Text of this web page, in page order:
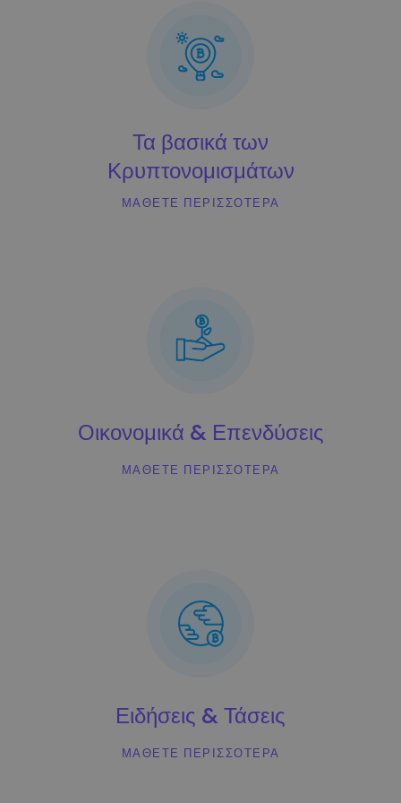
Επενδύστε έξυπνα σε κρυπτονομίσματα
Πορτοφόλι του Kriptomat
Ένα ασφαλές και απλό πορτοφόλι κρυπτονομισμάτων
Βρες τη δική σου crypto στρατηγική
KriptoEarn
Ενημερώσεις τιμών σε πραγματικό χρόνο για τα αγαπημένα σας
Ανάλυση χαρτοφυλακίου
Τα βασικά των
Κρυπτονομισμάτων
ΜΆΘΕΤΕ ΠΕΡΙΣΣΌΤΕΡΑ
Οικονομικά & Επενδύσεις
ΜΆΘΕΤΕ ΠΕΡΙΣΣΌΤΕΡΑ
Ειδήσεις & Τάσεις
ΜΆΘΕΤΕ ΠΕΡΙΣΣΌΤΕΡΑ